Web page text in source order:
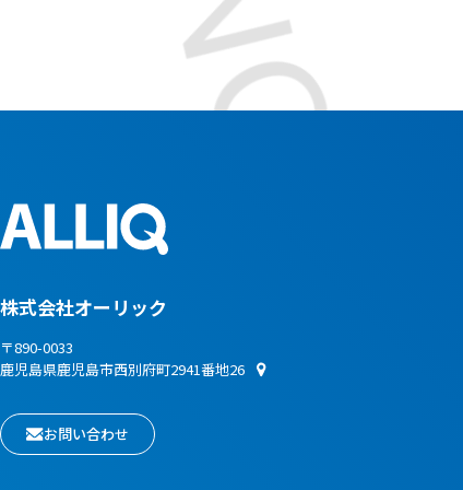
株式会社オーリック
〒890-0033
鹿児島県鹿児島市西別府町2941番地26
お問い合わせ